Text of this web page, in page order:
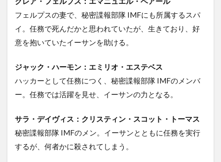
フェルプスの妻で、秘密諜報部隊 IMFにも所属するスパ
イ。任務で死んだかと思われていたが、生きており、好
意を抱いていたイーサンを助ける。
ジャック・ハーモン：エミリオ・エステベス
ハッカーとして任務につく、秘密諜報部隊 IMFのメンバ
ー。任務では活躍を見せ、イーサンの力となる。
サラ・デイヴィス：クリスティン・スコット・トーマス
秘密諜報部隊 IMFのメン。イーサンとともに任務を実行
するが、何者かに殺されてしまう。